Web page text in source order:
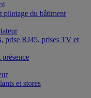
pilotage du bâtiment
prise RJ45, prises TV et
et stores